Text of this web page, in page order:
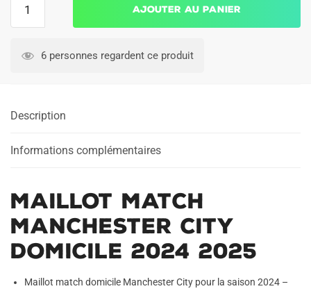
Match
2024
Ajouter au panier
6 personnes regardent ce produit
Description
Informations complémentaires
Maillot Match
Manchester City
Domicile 2024 2025
Maillot match domicile Manchester City pour la saison 2024 –